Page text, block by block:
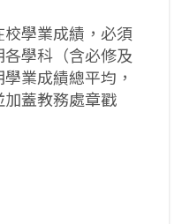
校學業成績，必須
學科（含必修及
業成績總平均，
蓋教務處章戳